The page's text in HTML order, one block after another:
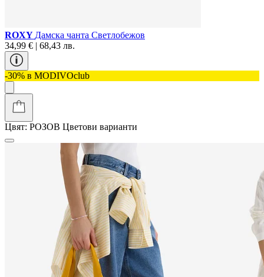
ROXY Дамска чанта Светлобежов
34,99 € | 68,43 лв.
-30% в MODIVOclub
Цвят: РОЗОВ Цветови варианти